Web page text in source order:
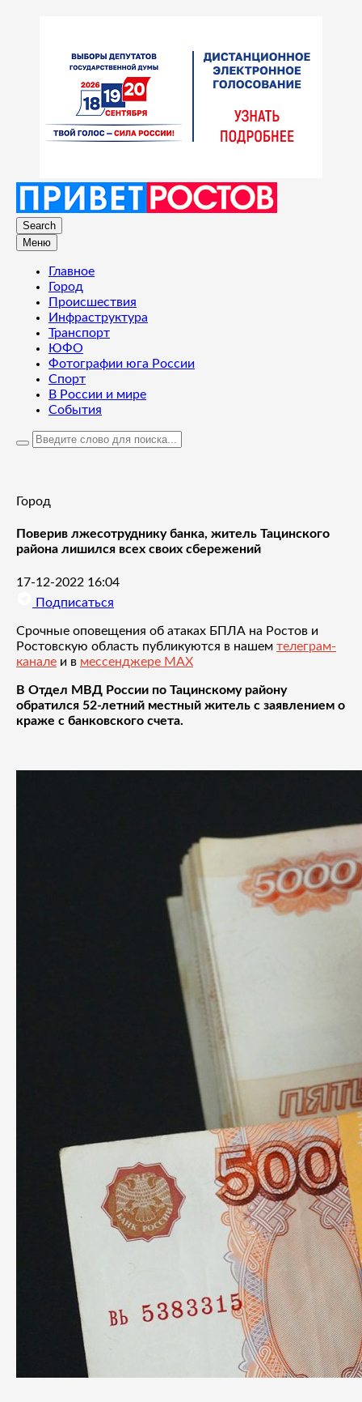
Search
Меню
Главное
Город
Происшествия
Инфраструктура
Транспорт
ЮФО
Фотографии юга России
Спорт
В России и мире
События
Город
Поверив лжесотруднику банка, житель Тацинского
района лишился всех своих сбережений
17-12-2022 16:04
Подписаться
Срочные оповещения об атаках БПЛА на Ростов и
Ростовскую область публикуются в нашем телеграм-
канале и в мессенджере MAX
В Отдел МВД России по Тацинскому району
обратился 52-летний местный житель с заявлением о
краже с банковского счета.